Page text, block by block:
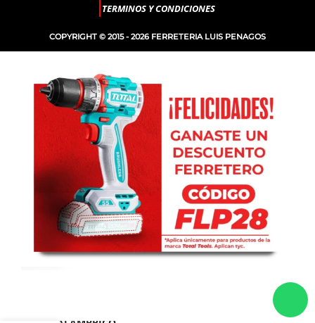
TERMINOS Y CONDICIONES
COPYRIGHT © 2015 - 2026 FERRETERIA LUIS PENAGOS